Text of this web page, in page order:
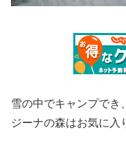
雪の中でキャンプでき
ジーナの森はお気に入